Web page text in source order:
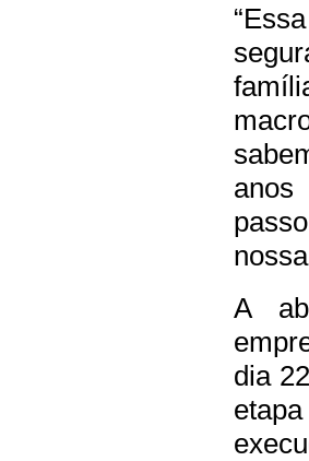
A
dia